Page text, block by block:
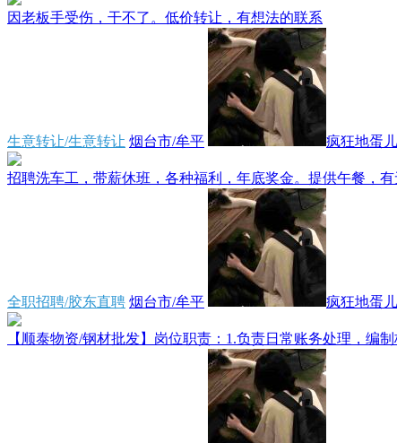
因老板手受伤，干不了。低价转让，有想法的联系
生意转让/生意转让 烟台市/牟平 疯狂地蛋儿
招聘洗车工，带薪休班，各种福利，年底奖金。提供午餐，有
全职招聘/胶东直聘 烟台市/牟平 疯狂地蛋儿
【顺泰物资/钢材批发】岗位职责：1.负责日常账务处理，编